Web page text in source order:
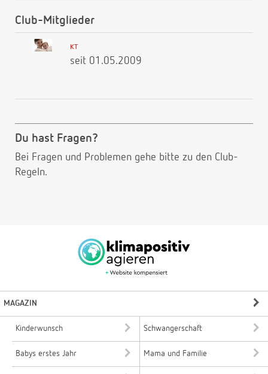
Club-Mitglieder
KT
seit 01.05.2009
Du hast Fragen?
Bei Fragen und Problemen gehe bitte zu den Club-
Regeln.
MAGAZIN
Kinderwunsch Schwangerschaft
Babys erstes Jahr Mama und Familie